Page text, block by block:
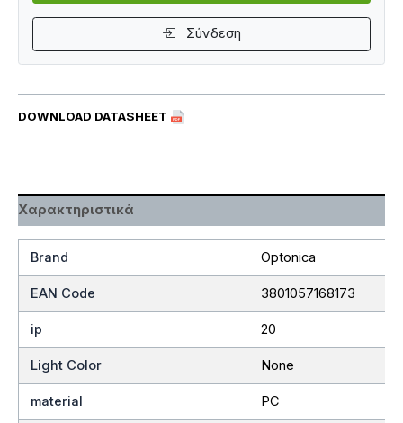
DOWNLOAD DATASHEET
Σύνδεση
Χαρακτηριστικά
Brand Optonica
EAN Code 3801057168173
ip 20
Light Color None
material PC